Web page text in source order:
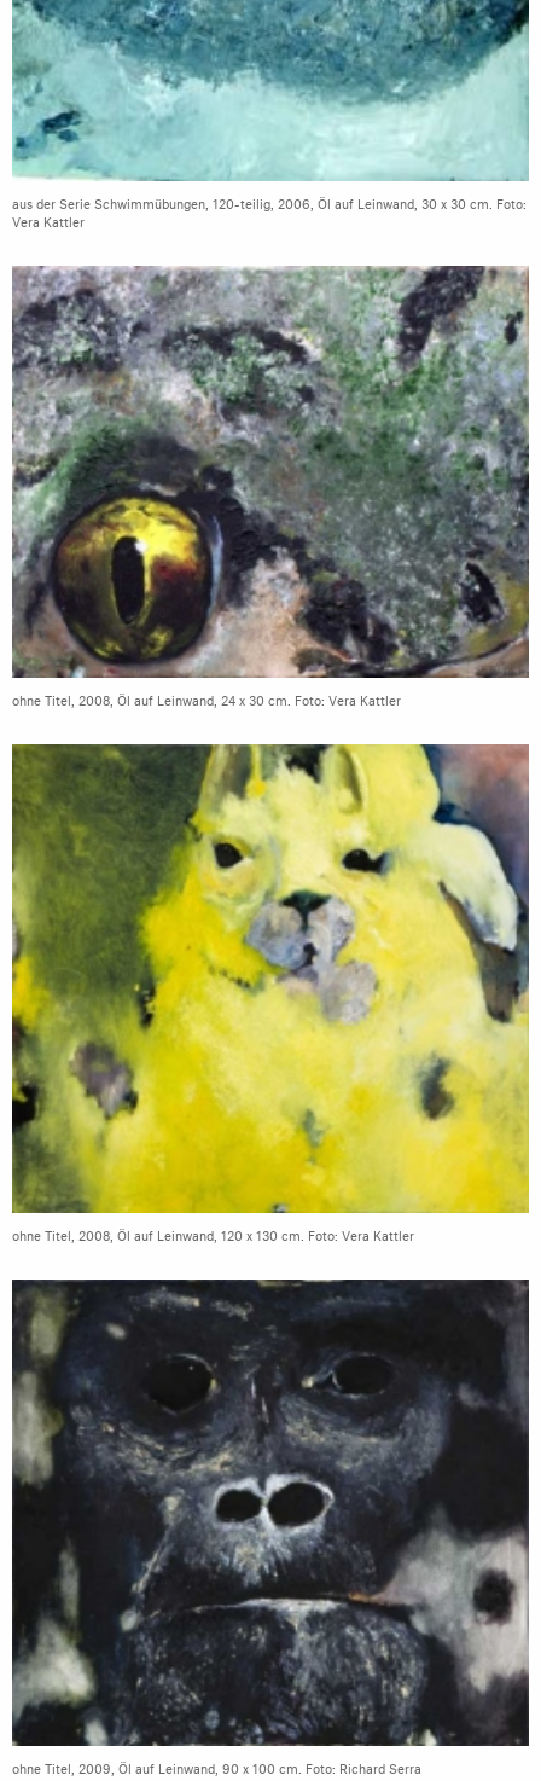
aus der Serie Schwimmübungen, 120-teilig, 2006, Öl auf Leinwand, 30 x 30 cm. Foto:
Vera Kattler
ohne Titel, 2008, Öl auf Leinwand, 24 x 30 cm. Foto: Vera Kattler
ohne Titel, 2008, Öl auf Leinwand, 120 x 130 cm. Foto: Vera Kattler
ohne Titel, 2009, Öl auf Leinwand, 90 x 100 cm. Foto: Richard Serra